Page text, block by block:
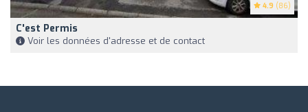
4.9 (86)
C'est Permis
Voir les données d'adresse et de contact